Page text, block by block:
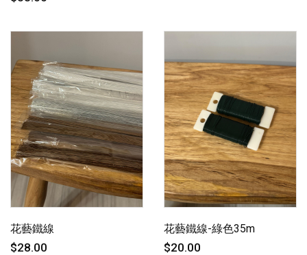
花藝鐵線
$28.00
花藝鐵線-綠色35m
$20.00